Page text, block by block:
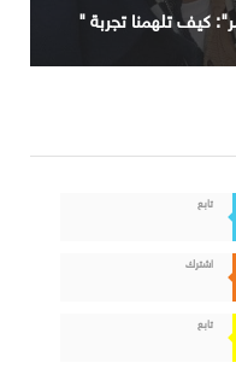
كيف تلهمنا تجربة "
تابع
اشترك
تابع